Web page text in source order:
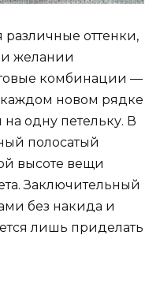
оттенки,
желании
комбинации —
каждом новом рядке
одну петельку. В
полосатый
высоте вещи
Заключительный
без накида и
лишь приделать